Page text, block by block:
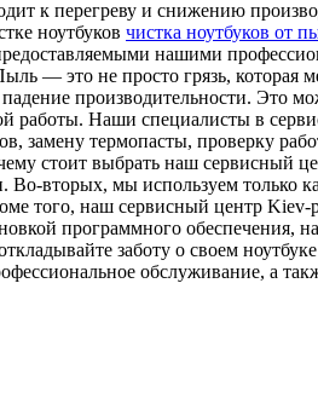
к перегреву и снижению
ноутбуков чистка ноутбуков от
нашими
— это не просто грязь, которая
производительности.
работы. Наши специалисты в
замену термопасты, проверку
стоит выбрать наш
вторых, мы используем только
того, наш сервисный центр
программного
заботу о своем
обслуживание, а